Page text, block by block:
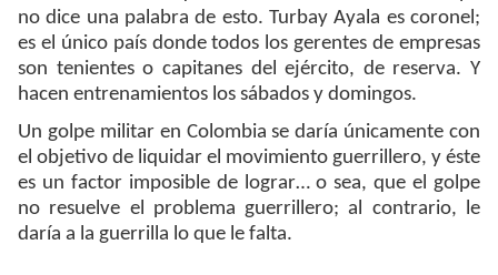
no dice una palabra de esto. Turbay Ayala es coronel;
es el único país donde todos los gerentes de empresas
son tenientes o capitanes del ejército, de reserva. Y
hacen entrenamientos los sábados y domingos.
Un golpe militar en Colombia se daría únicamente con
el objetivo de liquidar el movimiento guerrillero, y éste
es un factor imposible de lograr… o sea, que el golpe
no resuelve el problema guerrillero; al contrario, le
daría a la guerrilla lo que le falta.